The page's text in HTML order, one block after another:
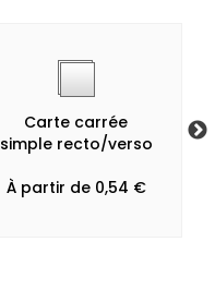
Carte carrée
simple recto/verso
À partir de 0,54 €